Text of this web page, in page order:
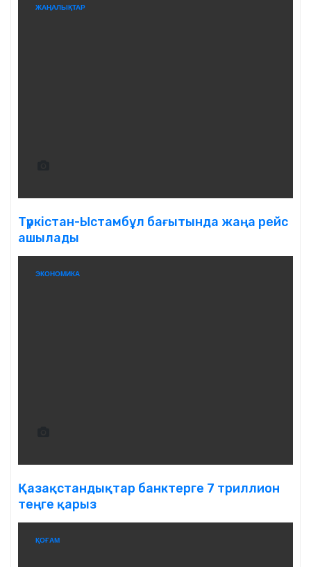
ЖАҢАЛЫҚТАР
Түркістан-Ыстамбұл бағытында жаңа рейс
ашылады
ЭКОНОМИКА
Қазақстандықтар банктерге 7 триллион
теңге қарыз
ҚОҒАМ